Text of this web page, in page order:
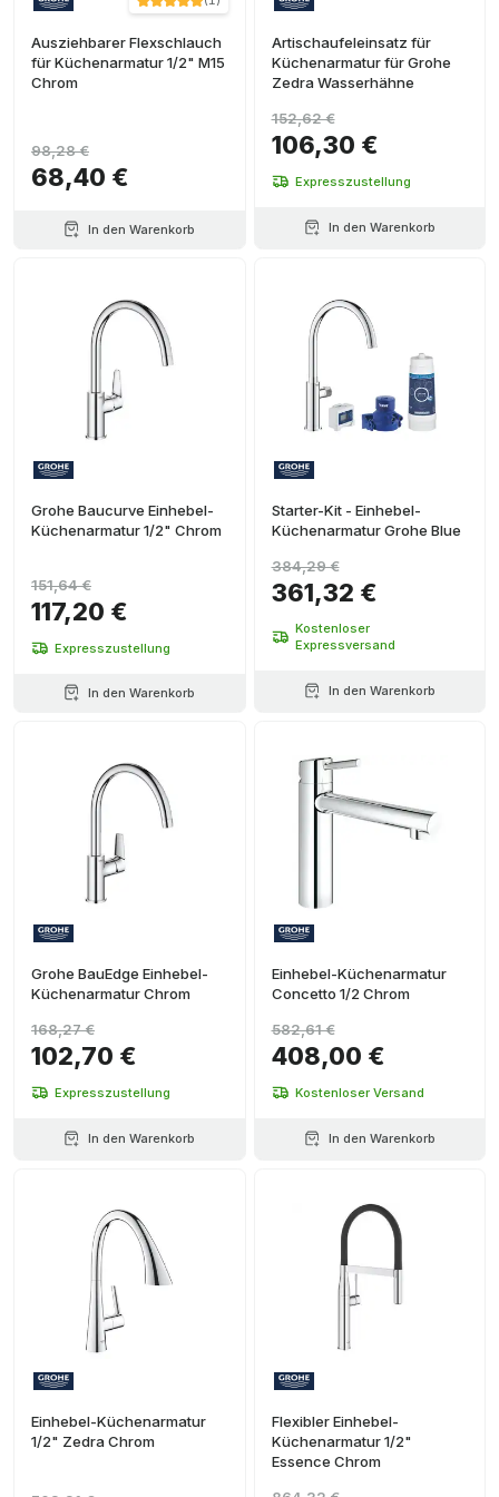
Ausziehbarer Flexschlauch
für Küchenarmatur 1/2" M15
Chrom
68,40 €
98,28 €
In den Warenkorb
Artischaufeleinsatz für
Küchenarmatur für Grohe
Zedra Wasserhähne
106,30 €
152,62 €
Expresszustellung
In den Warenkorb
Grohe Baucurve Einhebel-
Küchenarmatur 1/2" Chrom
117,20 €
151,64 €
Expresszustellung
In den Warenkorb
Starter-Kit - Einhebel-
Küchenarmatur Grohe Blue
361,32 €
384,29 €
Kostenloser
Expressversand
In den Warenkorb
Grohe BauEdge Einhebel-
Küchenarmatur Chrom
102,70 €
168,27 €
Expresszustellung
In den Warenkorb
Einhebel-Küchenarmatur
Concetto 1/2 Chrom
408,00 €
582,61 €
Kostenloser Versand
In den Warenkorb
Einhebel-Küchenarmatur
1/2" Zedra Chrom
Flexibler Einhebel-
Küchenarmatur 1/2"
Essence Chrom